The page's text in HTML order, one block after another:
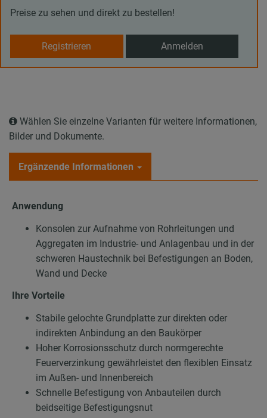
Preise zu sehen und direkt zu bestellen!
Registrieren Anmelden
Wählen Sie einzelne Varianten für weitere Informationen,
Bilder und Dokumente.
Ergänzende Informationen
Anwendung
Konsolen zur Aufnahme von Rohrleitungen und
Aggregaten im Industrie- und Anlagenbau und in der
schweren Haustechnik bei Befestigungen an Boden,
Wand und Decke
Ihre Vorteile
Stabile gelochte Grundplatte zur direkten oder
indirekten Anbindung an den Baukörper
Hoher Korrosionsschutz durch normgerechte
Feuerverzinkung gewährleistet den flexiblen Einsatz
im Außen- und Innenbereich
Schnelle Befestigung von Anbauteilen durch
beidseitige Befestigungsnut